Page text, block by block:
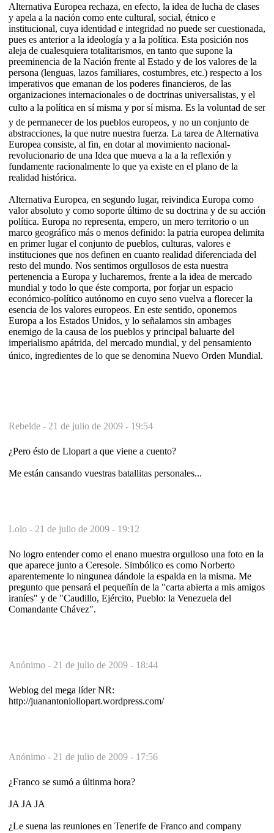
Alternativa Europea rechaza, en efecto, la idea de lucha de clases
y apela a la nación como ente cultural, social, étnico e
institucional, cuya identidad e integridad no puede ser cuestionada,
pues es anterior a la ideología y a la política. Esta posición nos
aleja de cualesquiera totalitarismos, en tanto que supone la
preeminencia de la Nación frente al Estado y de los valores de la
persona (lenguas, lazos familiares, costumbres, etc.) respecto a los
imperativos que emanan de los poderes financieros, de las
organizaciones internacionales o de doctrinas universalistas, y el
culto a la política en sí misma y por sí misma. Es la voluntad de ser
y de permanecer de los pueblos europeos, y no un conjunto de
abstracciones, la que nutre nuestra fuerza. La tarea de Alternativa
Europea consiste, al fin, en dotar al movimiento nacional-
revolucionario de una Idea que mueva a la a la reflexión y
fundamente racionalmente lo que ya existe en el plano de la
realidad histórica.
Alternativa Europea, en segundo lugar, reivindica Europa como
valor absoluto y como soporte último de su doctrina y de su acción
política. Europa no representa, empero, un mero territorio o un
marco geográfico más o menos definido: la patria europea delimita
en primer lugar el conjunto de pueblos, culturas, valores e
instituciones que nos definen en cuanto realidad diferenciada del
resto del mundo. Nos sentimos orgullosos de esta nuestra
pertenencia a Europa y lucharemos, frente a la idea de mercado
mundial y todo lo que éste comporta, por forjar un espacio
económico-político autónomo en cuyo seno vuelva a florecer la
esencia de los valores europeos. En este sentido, oponemos
Europa a los Estados Unidos, y lo señalamos sin ambages
enemigo de la causa de los pueblos y principal baluarte del
imperialismo apátrida, del mercado mundial, y del pensamiento
único, ingredientes de lo que se denomina Nuevo Orden Mundial.
Rebelde - 21 de julio de 2009 - 19:54
¿Pero ésto de Llopart a que viene a cuento?
Me están cansando vuestras batallitas personales...
Lolo - 21 de julio de 2009 - 19:12
No logro entender como el enano muestra orgulloso una foto en la
que aparece junto a Ceresole. Simbólico es como Norberto
aparentemente lo ningunea dándole la espalda en la misma. Me
pregunto que pensará el pequeñín de la "carta abierta a mis amigos
iraníes" y de "Caudillo, Ejército, Pueblo: la Venezuela del
Comandante Chávez".
Anónimo - 21 de julio de 2009 - 18:44
Weblog del mega líder NR:
http://juanantoniollopart.wordpress.com/
Anónimo - 21 de julio de 2009 - 17:56
¿Franco se sumó a últinma hora?
JA JA JA
¿Le suena las reuniones en Tenerife de Franco and company